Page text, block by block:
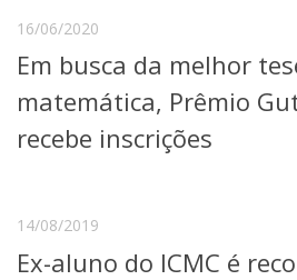
16/06/2020
Em busca da melhor
matemática, Prêmio
recebe inscrições
14/08/2019
Ex-aluno do ICMC é